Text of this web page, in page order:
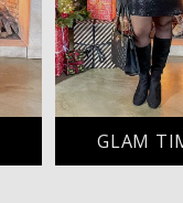
GLAM